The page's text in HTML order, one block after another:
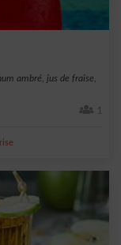
ambré, jus de fraise,
1